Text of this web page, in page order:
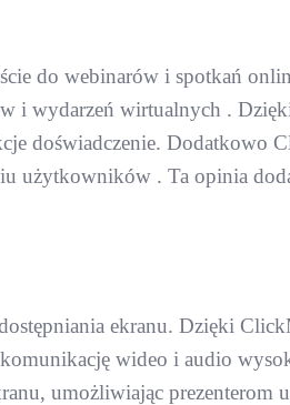
do webinarów i spotkań
i wydarzeń wirtualnych .
doświadczenie. Dodatkowo
użytkowników . Ta opinia
ekranu. Dzięki
wideo i audio
umożliwiając prezenterom